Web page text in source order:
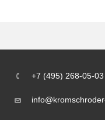
+7 (495) 268-05-03